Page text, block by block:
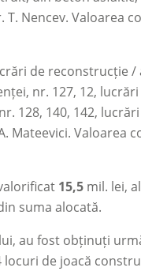
Nencev. Valoarea
de
nr. 127, 12,
128, 140, 142,
Mateevici. Valoarea
15,5 mil. lei,
suma alocată.
au fost obținuți
locuri de joacă